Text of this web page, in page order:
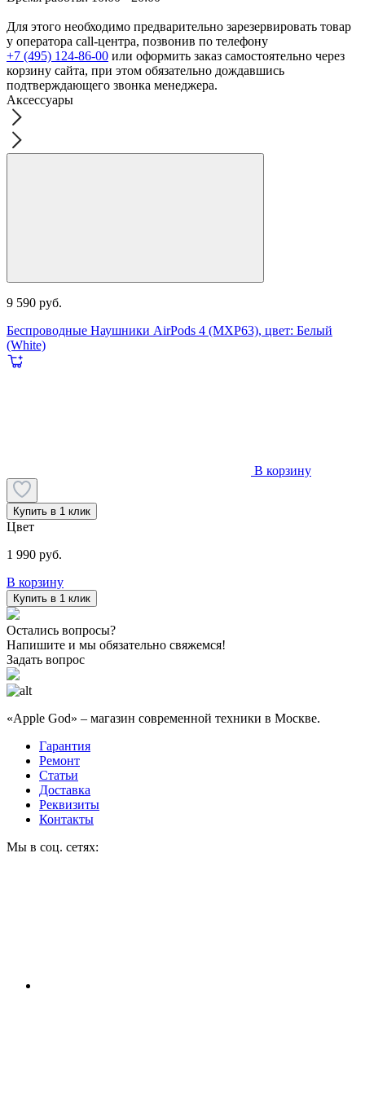
Для этого необходимо предварительно зарезервировать товар
у оператора call-центра, позвонив по телефону
+7 (495) 124-86-00 или оформить заказ самостоятельно через
корзину сайта, при этом обязательно дождавшись
подтверждающего звонка менеджера.
Аксессуары
9 590 руб.
Беспроводные Наушники AirPods 4 (MXP63), цвет: Белый
(White)
В корзину
Купить в 1 клик
Цвет
1 990 руб.
В корзину
Купить в 1 клик
Остались вопросы?
Напишите и мы обязательно свяжемся!
Задать вопрос
«Apple God» – магазин современной техники в Москве.
Гарантия
Ремонт
Статьи
Доставка
Реквизиты
Контакты
Мы в соц. сетях: